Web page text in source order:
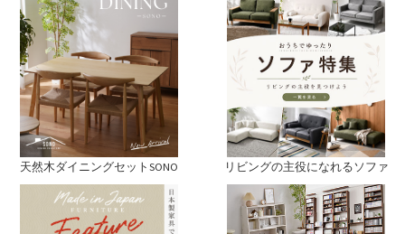
天然木ダイニングセットSONO リビングの主役になれるソファ